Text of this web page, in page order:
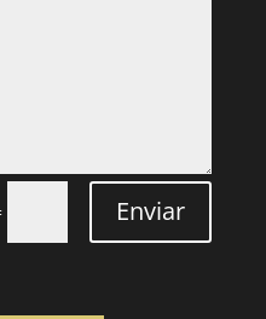
Enviar